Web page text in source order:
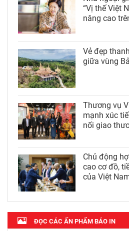
“Vị thế Việt
nâng cao
Vẻ đẹp
giữa vùng
Thương vụ
mạnh xúc
nối giao
Chủ động
cao cơ đồ,
của Việt
ĐỌC CÁC ẤN PHẨM BÁO IN